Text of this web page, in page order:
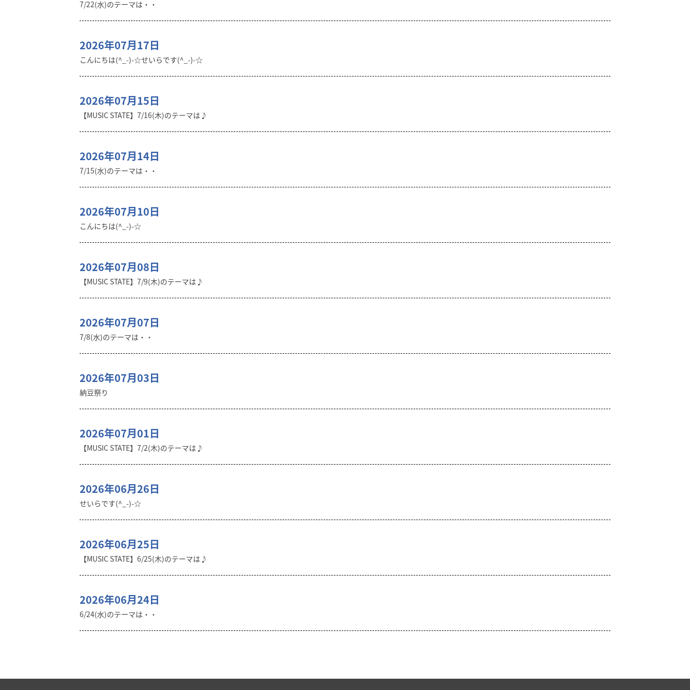
7/22(水)のテーマは・・
2026年07月17日
こんにちは(^_-)-☆せいらです(^_-)-☆
2026年07月15日
【MUSIC STATE】7/16(木)のテーマは♪
2026年07月14日
7/15(水)のテーマは・・
2026年07月10日
こんにちは(^_-)-☆
2026年07月08日
【MUSIC STATE】7/9(木)のテーマは♪
2026年07月07日
7/8(水)のテーマは・・
2026年07月03日
納豆祭り
2026年07月01日
【MUSIC STATE】7/2(木)のテーマは♪
2026年06月26日
せいらです(^_-)-☆
2026年06月25日
【MUSIC STATE】6/25(木)のテーマは♪
2026年06月24日
6/24(水)のテーマは・・